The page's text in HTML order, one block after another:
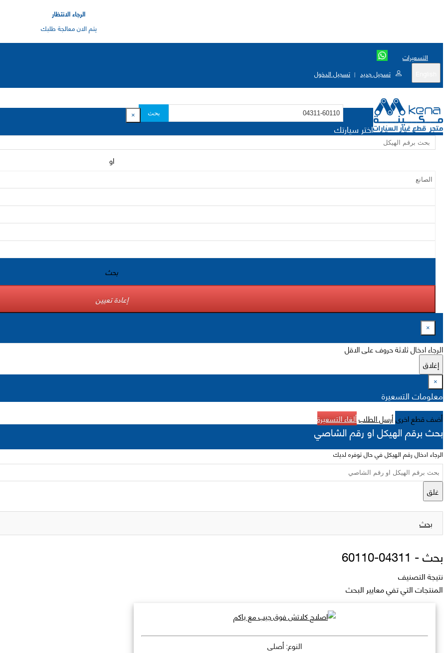
الرجاء الانتظار
يتم الان معالجة طلبك
التسعيرات
تسجيل جديد | تسجيل الدخول
بحث ×
اختر سيارتك
او
بحث
إعادة تعيين
×
الرجاء ادخال ثلاثة حروف على الاقل
إغلاق
×
معلومات التسعيرة
أضف قطع اخرىأرسل الطلبألغاء التسعيرة
بحث برقم الهيكل او رقم الشاصي
الرجاء ادخال رقم الهيكل في حال توفره لديك
غلق
بحث
بحث - 04311-60110
نتيجة التصنيف
المنتجات التي تفي معايير البحث
النوع: أصلي